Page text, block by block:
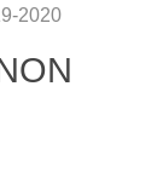
2020